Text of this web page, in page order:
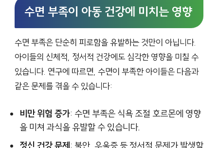
수면 부족이 아동 건강에 미치는 영향
수면 부족은 단순히 피로함을 유발하는 것만이 아닙니다.
아이들의 신체적, 정서적 건강에도 심각한 영향을 미칠 수
있습니다. 연구에 따르면, 수면이 부족한 아이들은 다음과
같은 문제를 겪을 수 있습니다:
비만 위험 증가: 수면 부족은 식욕 조절 호르몬에 영향
을 미쳐 과식을 유발할 수 있습니다.
정신 건강 문제: 불안, 우울증 등 정서적 문제가 발생할